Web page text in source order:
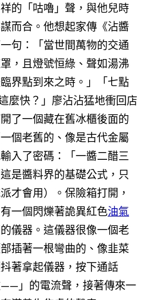
的「咕嚕」聲，與他兒時
而合。他想起家傳《沾醬
句：「當世間萬物的交通
，且燈號恒綠、聲如湯沸
界點到來之時。」「七點
麼快？」廖沾沾猛地衝回店
了一個藏在舊冰櫃後面的
個老舊的、像是古代金屬
入了密碼：「一醬二醋三
是醬料界的基礎公式，只
才會用）。保險箱打開，
一個閃爍著詭異紅色油氣
儀器。這儀器很像一個老
插著一根彎曲的、像韭菜
著拿起儀器，按下通話
」的電流聲，接著傳來一